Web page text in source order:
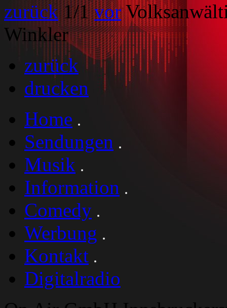
zurück 1/1vor
Winkler
zurück
drucken
Home
Sendungen
Musik
Information
Comedy
Werbung
Kontakt
Digitalradio